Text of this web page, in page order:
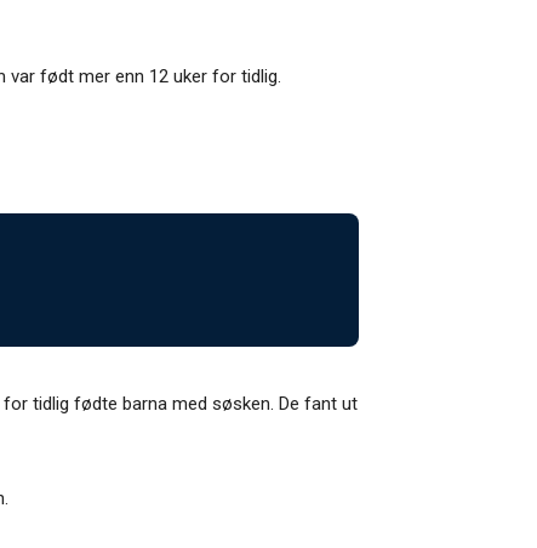
født mer enn 12 uker for tidlig.
tidlig fødte barna med søsken. De fant ut